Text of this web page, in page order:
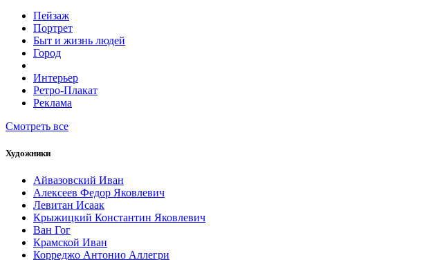
Пейзаж
Портрет
Быт и жизнь людей
Город
Интерьер
Ретро-Плакат
Реклама
Смотреть все
Художники
Айвазовский Иван
Алексеев Федор Яковлевич
Левитан Исаак
Крыжицкий Константин Яковлевич
Ван Гог
Крамской Иван
Корреджо Антонио Аллегри